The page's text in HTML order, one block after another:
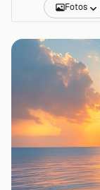
Fotos